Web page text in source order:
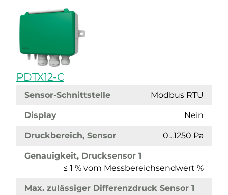
PDTX12-C
Sensor-Schnittstelle Modbus RTU
Display Nein
Druckbereich, Sensor 0…1250 Pa
Genauigkeit, Drucksensor 1
≤ 1 % vom Messbereichsendwert %
Max. zulässiger Differenzdruck Sensor 1